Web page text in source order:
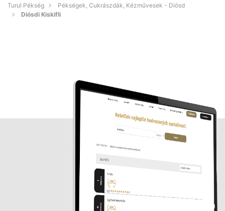
Turul Pékség
Pékségek, Cukrászdák, Kézművesek - Diósd
Diósdi Kiskifli